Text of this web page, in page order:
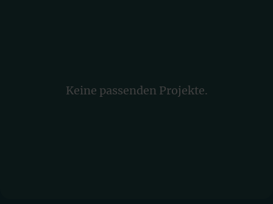
Keine passenden Projekte.